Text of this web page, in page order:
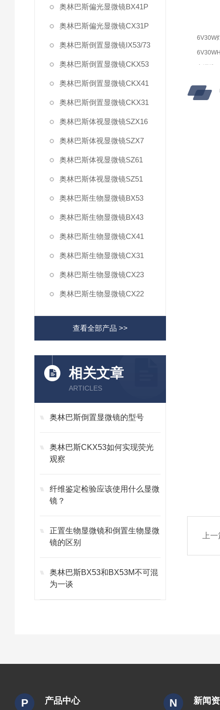
奥林巴斯偏光显微镜BX41P
奥林巴斯偏光显微镜CX31P
奥林巴斯倒置显微镜IX53/73
奥林巴斯倒置显微镜CKX53
奥林巴斯倒置显微镜CKX41
奥林巴斯倒置显微镜CKX31
奥林巴斯体视显微镜SZX16
奥林巴斯体视显微镜SZX7
奥林巴斯体视显微镜SZ61
奥林巴斯体视显微镜SZ51
奥林巴斯生物显微镜BX53
奥林巴斯生物显微镜BX43
奥林巴斯生物显微镜CX41
奥林巴斯生物显微镜CX31
奥林巴斯生物显微镜CX23
奥林巴斯生物显微镜CX22
查看全部产品 >>
相关文章
ARTICLES
奥林巴斯倒置显微镜的型号
奥林巴斯CKX53如何实现荧光
观察
纤维鉴定检验应该使用什么显微
镜？
正置生物显微镜和倒置生物显微
镜的区别
奥林巴斯BX53和BX53M不可混
为一谈
6V30W
防尘罩
上
P 产品中心 N 新闻